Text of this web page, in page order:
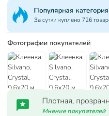
Популярная
За сутки куплено 726
Фотографии покупателей
Плотная,
Мнение покупателей